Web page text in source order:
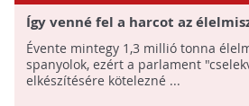
Így venné fel a harcot az
Spanyolország
Évente mintegy 1,3 millió tonna
spanyolok, ezért a parlament
elkészítésére kötelezné ...